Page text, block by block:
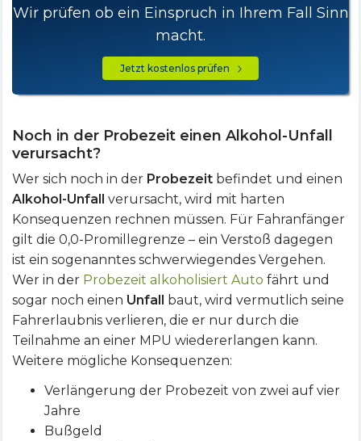
Wir prüfen ob ein Einspruch in Ihrem Fall Sinn
macht.
Jetzt kostenlos prüfen
Noch in der Probezeit einen Alkohol-Unfall
verursacht?
Wer sich noch in der Probezeit befindet und einen
Alkohol-Unfall verursacht, wird mit harten
Konsequenzen rechnen müssen. Für Fahranfänger
gilt die 0,0-Promillegrenze – ein Verstoß dagegen
ist ein sogenanntes schwerwiegendes Vergehen.
Wer in der Probezeit alkoholisiert Auto fährt und
sogar noch einen Unfall baut, wird vermutlich seine
Fahrerlaubnis verlieren, die er nur durch die
Teilnahme an einer MPU wiedererlangen kann.
Weitere mögliche Konsequenzen:
Verlängerung der Probezeit von zwei auf vier
Jahre
Bußgeld